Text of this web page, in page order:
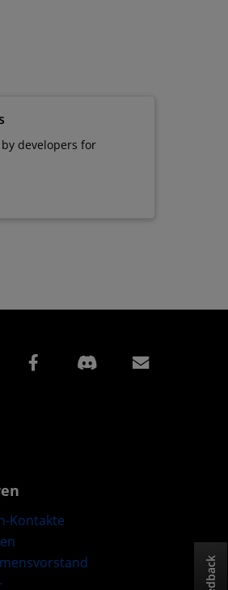
developers for
Facebook
Kontakte